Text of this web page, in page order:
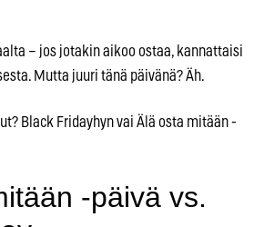
– jos jotakin aikoo ostaa, kannattaisi
Mutta juuri tänä päivänä? Äh.
Black Fridayhyn vai Älä osta mitään -